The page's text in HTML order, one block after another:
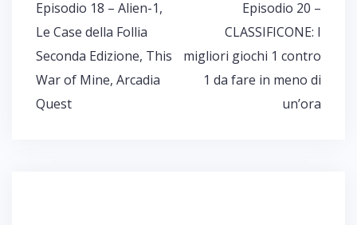
Navigazione
articoli
Episodio 18 – Alien-1,
Le Case della Follia
Seconda Edizione, This
War of Mine, Arcadia
Quest
Episodio 20 –
CLASSIFICONE: I
migliori giochi 1 contro
1 da fare in meno di
un’ora